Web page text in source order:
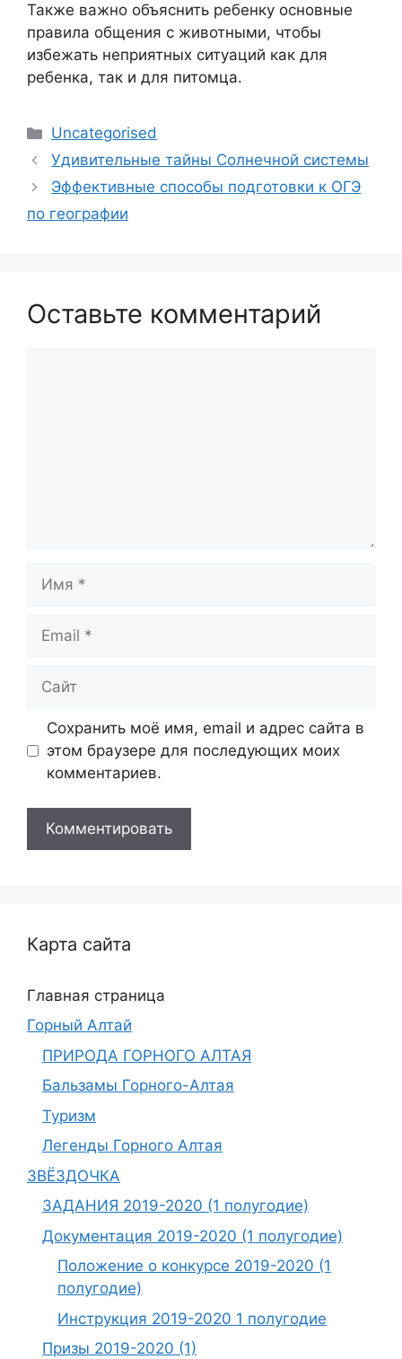
Также важно объяснить ребенку основные
правила общения с животными, чтобы
избежать неприятных ситуаций как для
ребенка, так и для питомца.
Рубрики
Uncategorised
Удивительные тайны Солнечной системы
Эффективные способы подготовки к ОГЭ
по географии
Оставьте комментарий
Имя
Email
Сайт
Сохранить моё имя, email и адрес сайта в
этом браузере для последующих моих
комментариев.
Карта сайта
Главная страница
Горный Алтай
ПРИРОДА ГОРНОГО АЛТАЯ
Бальзамы Горного-Алтая
Туризм
Легенды Горного Алтая
ЗВЁЗДОЧКА
ЗАДАНИЯ 2019-2020 (1 полугодие)
Документация 2019-2020 (1 полугодие)
Положение о конкурсе 2019-2020 (1
полугодие)
Инструкция 2019-2020 1 полугодие
Призы 2019-2020 (1)